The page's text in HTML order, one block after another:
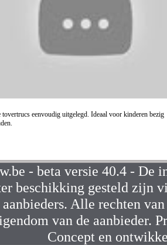
tovertrucs eenvoudig uitgelegd. Ideaal voor kinderen bezig
- beta versie 40.4 - De
beschikking gesteld zijn
Alle rechten
van de aanbieder.
Concept en